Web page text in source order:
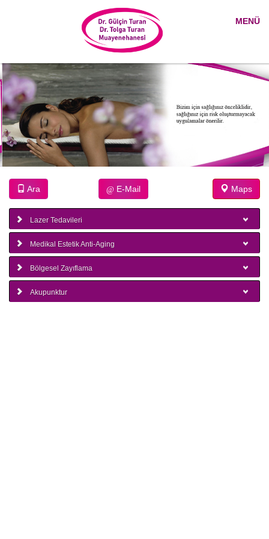
MENÜ
Ara @ E-Mail Maps
Lazer Tedavileri
Medikal Estetik Anti-Aging
Bölgesel Zayıflama
Akupunktur